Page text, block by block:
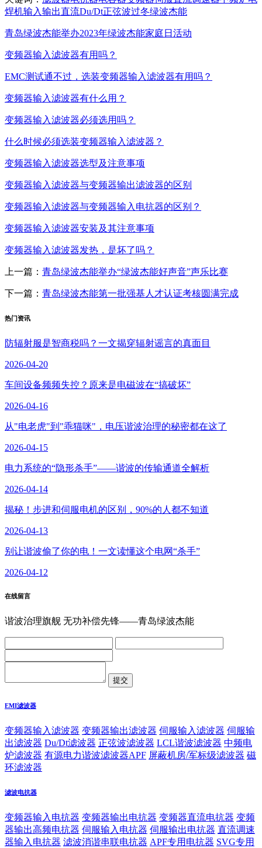
焊机输入输出直流Du/Dt正弦波过冬绿波杰能
青岛绿波杰能举办2023年绿波杰能家庭日活动
变频器输入滤波器有用吗？
EMC测试通不过，选装变频器输入滤波器有用吗？
变频器输入滤波器有什么用？
变频器输入滤波器必须选用吗？
什么时候必须选装变频器输入滤波器？
变频器输入滤波器选型及注意事项
变频器输入滤波器与变频器输出滤波器的区别
变频器输入滤波器与变频器输入电抗器的区别？
变频器输入滤波器安装及其注意事项
变频器输入滤波器发热，是坏了吗？
上一篇： 青岛绿波杰能举办“绿波杰能好声音”声乐比赛
下一篇： 青岛绿波杰能第一批强基人才认证考核圆满完成
热门资讯
防辐射服是智商税吗？一文揭穿辐射谣言的真面目
2026-04-20
车间设备频频失控？原来是电磁波在“搞破坏”
2026-04-16
从"电老虎"到"乖猫咪"，电压谐波治理的秘密都在这了
2026-04-15
电力系统的“隐形杀手”——谐波的传输通道全解析
2026-04-14
揭秘！步进和伺服电机的区别，90%的人都不知道
2026-04-13
别让谐波偷了你的电！一文读懂这个电网“杀手”
2026-04-12
在线留言
谐波治理旗舰 无功补偿先锋——青岛绿波杰能
EMI滤波器
变频器输入滤波器 变频器输出滤波器 伺服输入滤波器 伺服输
出滤波器 Du/Dt滤波器 正弦波滤波器 LCL谐波滤波器 中频电
炉滤波器 有源电力谐波滤波器APF 屏蔽机房/军标级滤波器 磁
环滤波器
滤波电抗器
变频器输入电抗器 变频器输出电抗器 变频器直流电抗器 变频
器输出高频电抗器 伺服输入电抗器 伺服输出电抗器 直流调速
器输入电抗器 滤波消谐串联电抗器 APF专用电抗器 SVG专用